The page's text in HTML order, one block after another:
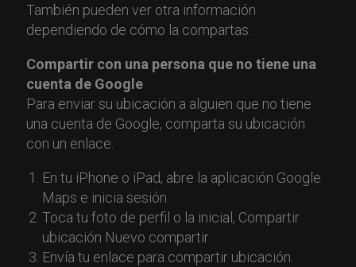
También pueden ver otra información
dependiendo de cómo la compartas.
Compartir con una persona que no tiene una
cuenta de Google
Para enviar su ubicación a alguien que no tiene
una cuenta de Google, comparta su ubicación
con un enlace.
En tu iPhone o iPad, abre la aplicación Google
Maps e inicia sesión.
Toca tu foto de perfil o la inicial, Compartir
ubicación Nuevo compartir .
Envía tu enlace para compartir ubicación.